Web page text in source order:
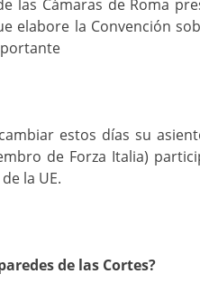
las Cámaras de Roma
elabore la Convención
estos días su
de Forza Italia)
la UE.
de las Cortes?